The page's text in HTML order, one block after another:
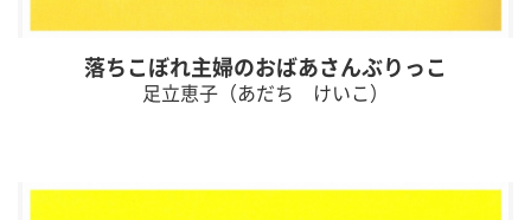
落ちこぼれ主婦のおばあさんぶりっこ
足立恵子（あだち けいこ）